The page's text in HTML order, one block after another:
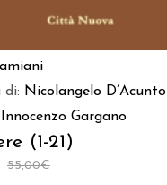
di: Nicolangelo D’Acunto
Gargano
(1-21)
55,00€